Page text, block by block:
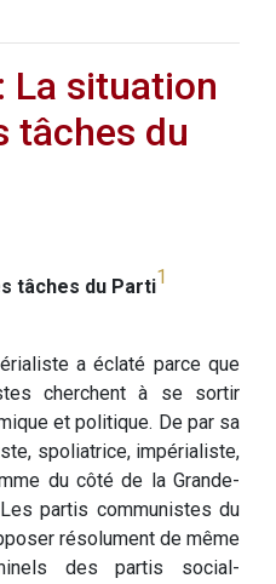
La situation
tâches du
tâches du Parti1
a éclaté parce que
cherchent à se sortir
et politique. De par sa
spoliatrice, impérialiste,
du côté de la Grande-
partis communistes du
résolument de même
des partis social-